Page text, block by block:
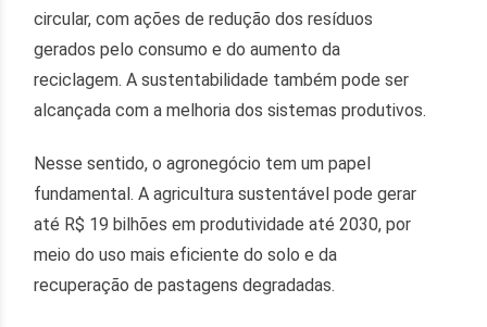
circular, com ações de redução dos resíduos
gerados pelo consumo e do aumento da
reciclagem. A sustentabilidade também pode ser
alcançada com a melhoria dos sistemas produtivos.
Nesse sentido, o agronegócio tem um papel
fundamental. A agricultura sustentável pode gerar
até R$ 19 bilhões em produtividade até 2030, por
meio do uso mais eficiente do solo e da
recuperação de pastagens degradadas.